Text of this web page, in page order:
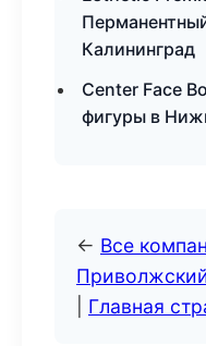
Калининград
Center Face
фигуры в
← Все
Главная